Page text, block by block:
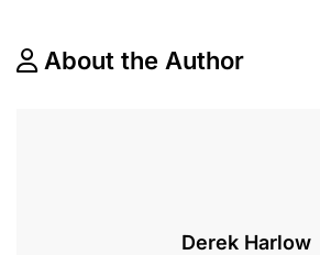
About the Author
Derek Harlow